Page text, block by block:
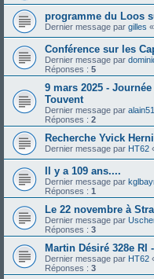
programme du Loos
Dernier message par gilles «
Conférence sur les
Dernier message par
Réponses : 5
9 mars 2025 -
Touvent
Dernier message par alain51
Réponses : 2
Recherche Yvick
Dernier message par HT62
Il y a 109 ans....
Dernier message par
Réponses : 1
Le 22 novembre à
Dernier message par
Réponses : 3
Martin Désiré 328e RI
Dernier message par HT62
Réponses : 3